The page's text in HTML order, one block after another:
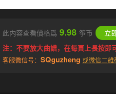
此内容查看價格爲 9.98 筝币
立
注：不要放大曲譜，在每頁上長按即
客服微信号： SQguzheng 或微信二維